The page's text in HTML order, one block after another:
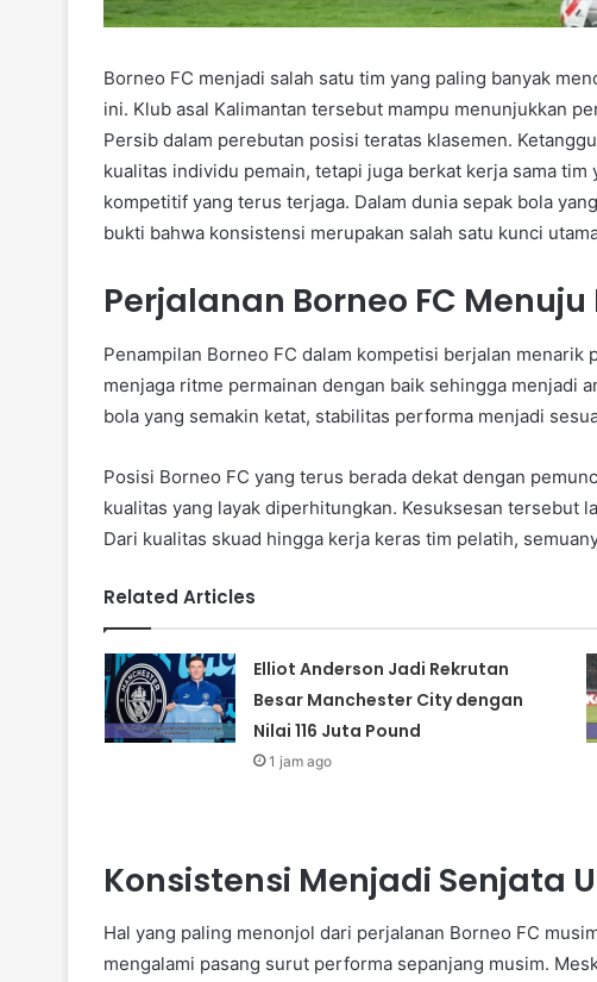
Borneo FC menjadi salah satu tim yang paling banyak
ini. Klub asal Kalimantan tersebut mampu menunjukkan
Persib dalam perebutan posisi teratas klasemen.
kualitas individu pemain, tetapi juga berkat kerja sama
kompetitif yang terus terjaga. Dalam dunia sepak bola
bukti bahwa konsistensi merupakan salah satu kunci
Perjalanan Borneo FC
Penampilan Borneo FC dalam kompetisi berjalan
menjaga ritme permainan dengan baik sehingga menjadi
bola yang semakin ketat, stabilitas performa menjadi
Posisi Borneo FC yang terus berada dekat dengan
kualitas yang layak diperhitungkan. Kesuksesan tersebut
Dari kualitas skuad hingga kerja keras tim pelatih,
Related Articles
Elliot Anderson Jadi Rekrutan
Besar Manchester City dengan
Nilai 116 Juta Pound
1 jam ago
Konsistensi Menjadi Senjata
Hal yang paling menonjol dari perjalanan Borneo FC
mengalami pasang surut performa sepanjang musim.